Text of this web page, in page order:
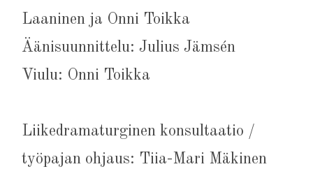
Laaninen ja Onni Toikka
Äänisuunnittelu: Julius Jämsén
Viulu: Onni Toikka
Liikedramaturginen konsultaatio /
työpajan ohjaus: Tiia-Mari Mäkinen